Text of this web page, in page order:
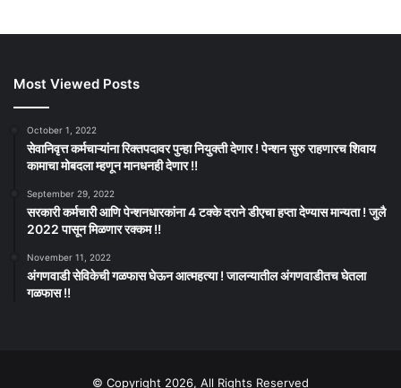
Most Viewed Posts
October 1, 2022
सेवानिवृत्त कर्मचाऱ्यांना रिक्तपदावर पुन्हा नियुक्ती देणार ! पेन्शन सुरु राहणारच शिवाय
कामाचा मोबदला म्हणून मानधनही देणार !!
September 29, 2022
सरकारी कर्मचारी आणि पेन्शनधारकांना 4 टक्के दराने डीएचा हप्ता देण्यास मान्यता ! जुलै
2022 पासून मिळणार रक्कम !!
November 11, 2022
अंगणवाडी सेविकेची गळफास घेऊन आत्महत्या ! जालन्यातील अंगणवाडीतच घेतला
गळफास !!
© Copyright 2026, All Rights Reserved